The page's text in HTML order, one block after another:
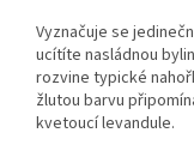
Vyznačuje se
ucítíte nasládnou
rozvine typické
žlutou barvu
kvetoucí levandule.